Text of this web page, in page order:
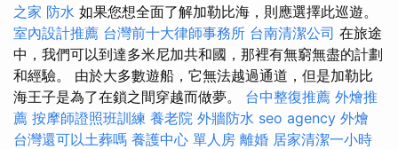
之家 防水 如果您想全面了解加勒比海，則應選擇此巡遊。
室內設計推薦 台灣前十大律師事務所 台南清潔公司 在旅途
中，我們可以到達多米尼加共和國，那裡有無窮無盡的計劃
和經驗。 由於大多數遊船，它無法越過通道，但是加勒比
海王子是為了在鎖之間穿越而做夢。 台中整復推薦 外燴推
薦 按摩師證照班訓練 養老院 外牆防水 seo agency 外燴
台灣還可以土葬嗎 養護中心 單人房 離婚 居家清潔一小時